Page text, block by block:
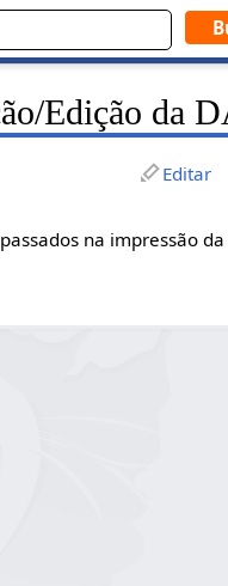
Edição da
Editar
na impressão da